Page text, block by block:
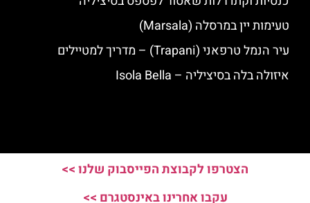
טעימות יין במרסלה (Marsala)
עיר הנמל טרפאני (Trapani) – מדריך למטיילים
איזולה בלה בסיציליה – Isola Bella
הצטרפו לקבוצת הפייסבוק שלנו >>
עקבו אחרינו באינסטגרם >>